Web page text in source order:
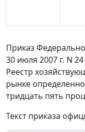
Приказ
30 июля 2007 г. N
Реестр
рынке
тридцать пять
Текст приказа